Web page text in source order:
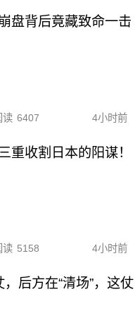
盘背后竟藏致命一击
读 6407 4小时前
重收割日本的阳谋！
读 5158 4小时前
后方在“清场”，这仗